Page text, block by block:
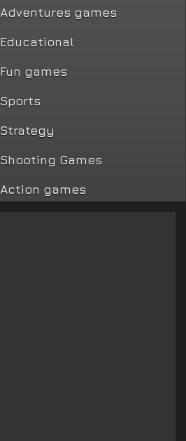
Adventures games
Educational
Fun games
Sports
Strategy
Shooting Games
Action games